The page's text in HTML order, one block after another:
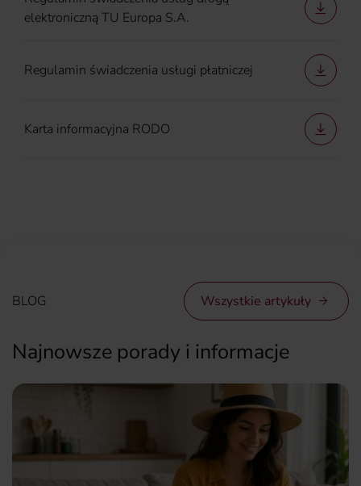
elektroniczną TU Europa S.A.
Regulamin świadczenia usługi płatniczej
Karta informacyjna RODO
BLOG Wszystkie artykuły
Najnowsze porady i informacje